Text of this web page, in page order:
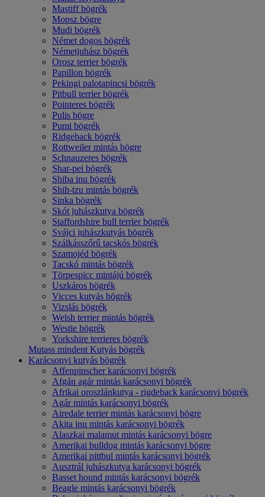
Mastiff bögrék
Mopsz bögre
Mudi bögrék
Német dogos bögrék
Németjuhász bögrék
Orosz terrier bögrék
Papillon bögrék
Pekingi palotapincsi bögrék
Pitbull terrier bögrék
Pointeres bögrék
Pulis bögre
Pumi bögrék
Ridgeback bögrék
Rottweiler mintás bögre
Schnauzeres bögrék
Shar-pei bögrék
Shiba inu bögrék
Shih-tzu mintás bögrék
Sinka bögrék
Skót juhászkutya bögrék
Staffordshire bull terrier bögrék
Svájci juhászkutyás bögrék
Szálkásszőrű tacskós bögrék
Szamojéd bögrék
Tacskó mintás bögrék
Törpespicc mintájú bögrék
Uszkáros bögrék
Vicces kutyás bögrék
Vizslás bögrék
Welsh terrier mintás bögrék
Westie bögrék
Yorkshire terrieres bögrék
Mutass mindent Kutyás bögrék
Karácsonyi kutyás bögrék
Affenpinscher karácsonyi bögrék
Afgán agár mintás karácsonyi bögrék
Afrikai oroszlánkutya - rigdeback karácsonyi bögrék
Agár mintás karácsonyi bögrék
Airedale terrier mintás karácsonyi bögre
Akita inu mintás karácsonyi bögrék
Alaszkai malamut mintás karácsonyi bögre
Amerikai bulldog mintás karácsonyi bögre
Amerikai pittbul mintás karácsonyi bögrék
Ausztrál juhászkutya karácsonyi bögrék
Basset hound mintás karácsonyi bögrék
Beagle mintás karácsonyi bögrék